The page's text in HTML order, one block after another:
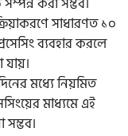
সাধারণত ১০
ব্যবহার করলে
মধ্যে নিয়মিত
মাধ্যমে এই